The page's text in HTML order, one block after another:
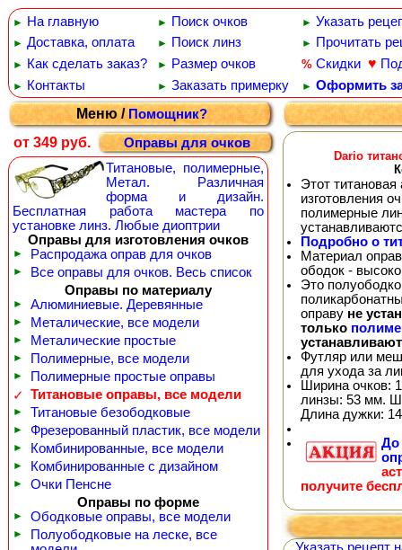
► На главную ► Поиск очков ► Указать
► Доставка, оплата ► Поиск линз ► Прочитать
► Как сделать заказ? ► Размер очков % Скидки ♥
► Контакты ► Заказать примерку ► Оформить
Меню /Помощник?
от 349 руб.
Оправы для очков
Титановые, полимерные,
Метал. Различная
форма и дизайн.
Бесплатная работа мастера по
установке линз. Любые диоптрии
Оправы для изготовления очков
► Распродажа оправ для очков
►
Все оправы для очков. Весь список
Оправы по материалу
► Алюминиевые. Деревянные
► Металические, все модели
► Металические простые
► Полимерные, все модели
►
Полимерные простые оправы
✓
Титановые оправы, все модели
► Титановые безободковые
► Фрезерованный пластик, все модели
► Комбинированные, все модели
► Комбинированные с дизайном
►
Очки Пенсне
Оправы по форме
► Ободковые оправы, все модели
►
Полуободковые на леске, все
Dario
Этот
изготовления
полимерные
Подробно о
Материал
ободок -
Это
оправу не
только
Футляр или
для ухода за
Ширина очков:
линзы: 53 мм.
Длина дужки:
До
получите